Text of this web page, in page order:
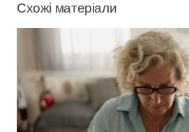
Схожі матеріали